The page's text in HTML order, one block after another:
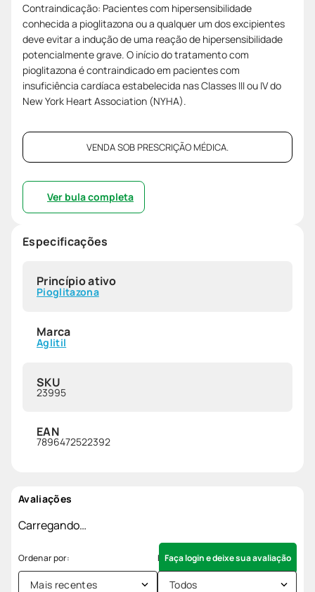
Contraindicação: Pacientes com hipersensibilidade
conhecida a pioglitazona ou a qualquer um dos excipientes
deve evitar a indução de uma reação de hipersensibilidade
potencialmente grave. O início do tratamento com
pioglitazona é contraindicado em pacientes com
insuficiência cardíaca estabelecida nas Classes III ou IV do
New York Heart Association (NYHA).
VENDA SOB PRESCRIÇÃO MÉDICA.
Ver bula completa
Especificações
Princípio ativo
Pioglitazona
Marca
Aglitil
SKU
23995
EAN
7896472522392
Avaliações
Carregando…
Faça login e deixe sua avaliação
Mais recentes Todos